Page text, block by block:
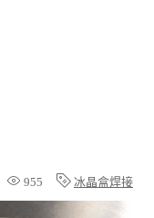
955 冰晶盒焊接